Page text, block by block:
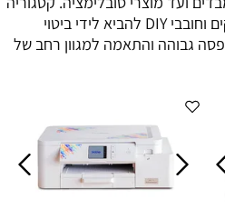
זו נועדה לאפשר ליוצרים, עסקים וחובבי DIY להביא לידי ביטוי
גבוהה והתאמה למגוון רחב של